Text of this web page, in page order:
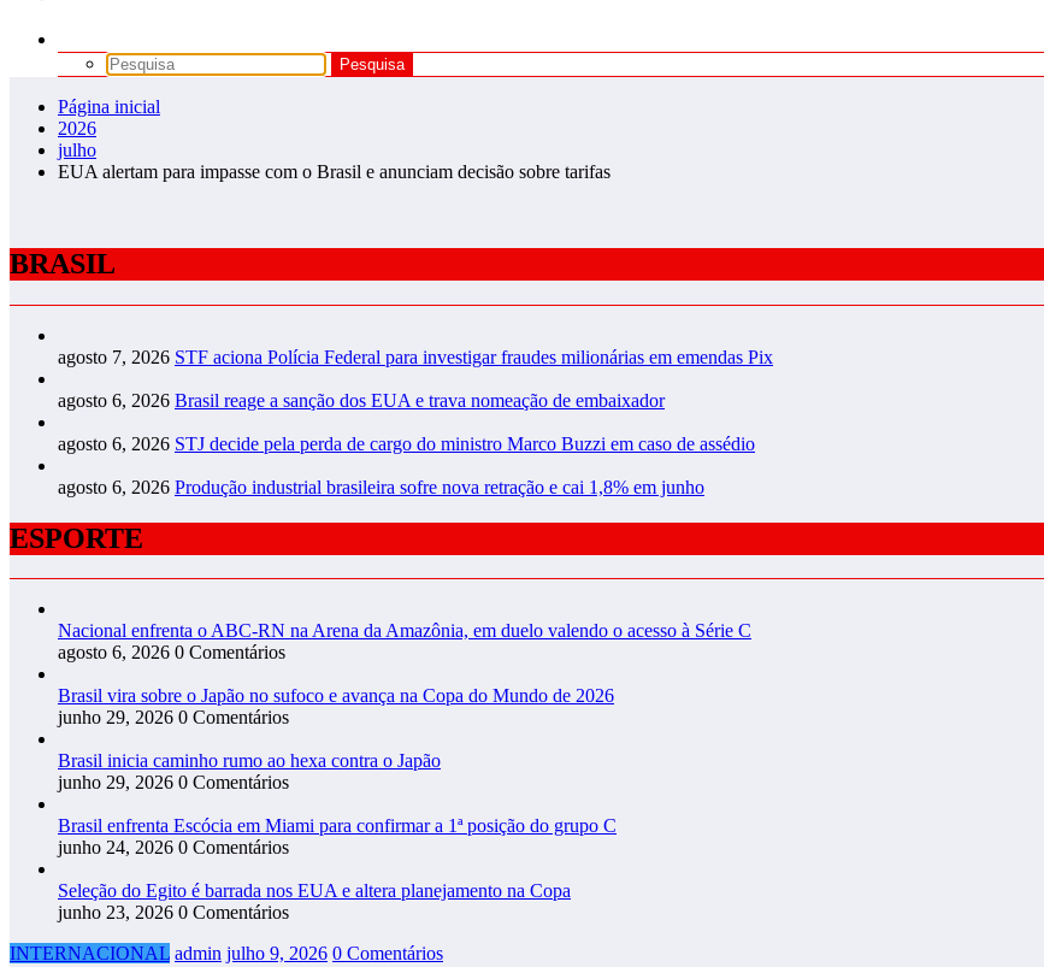
Página inicial
2026
julho
EUA alertam para impasse com o Brasil e anunciam decisão sobre tarifas
BRASIL
agosto 7, 2026 STF aciona Polícia Federal para investigar fraudes milionárias em emendas Pix
agosto 6, 2026 Brasil reage a sanção dos EUA e trava nomeação de embaixador
agosto 6, 2026 STJ decide pela perda de cargo do ministro Marco Buzzi em caso de assédio
agosto 6, 2026 Produção industrial brasileira sofre nova retração e cai 1,8% em junho
ESPORTE
Nacional enfrenta o ABC-RN na Arena da Amazônia, em duelo valendo o acesso à Série C
agosto 6, 2026 0 Comentários
Brasil vira sobre o Japão no sufoco e avança na Copa do Mundo de 2026
junho 29, 2026 0 Comentários
Brasil inicia caminho rumo ao hexa contra o Japão
junho 29, 2026 0 Comentários
Brasil enfrenta Escócia em Miami para confirmar a 1ª posição do grupo C
junho 24, 2026 0 Comentários
Seleção do Egito é barrada nos EUA e altera planejamento na Copa
junho 23, 2026 0 Comentários
INTERNACIONAL admin julho 9, 2026 0 Comentários